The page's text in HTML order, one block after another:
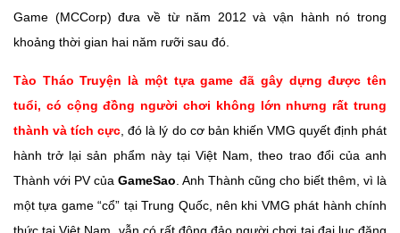
Game (MCCorp) đưa về từ năm 2012 và vận hành nó trong
khoảng thời gian hai năm rưỡi sau đó.
Tào Tháo Truyện là một tựa game đã gây dựng được tên
tuổi, có cộng đồng người chơi không lớn nhưng rất trung
thành và tích cực , đó là lý do cơ bản khiến VMG quyết định phát
hành trở lại sản phẩm này tại Việt Nam, theo trao đổi của anh
Thành với PV của GameSao . Anh Thành cũng cho biết thêm, vì là
một tựa game “cổ” tại Trung Quốc, nên khi VMG phát hành chính